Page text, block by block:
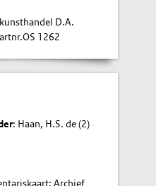
D.A.
1262
: Haan, H.S. de (2)
Archief